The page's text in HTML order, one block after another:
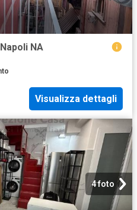
NA
Visualizza dettagli
4 foto